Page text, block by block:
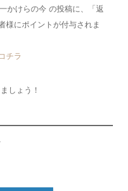
かけらの今 の投稿に、「返
様にポイントが付与されま
コチラ
しょう！